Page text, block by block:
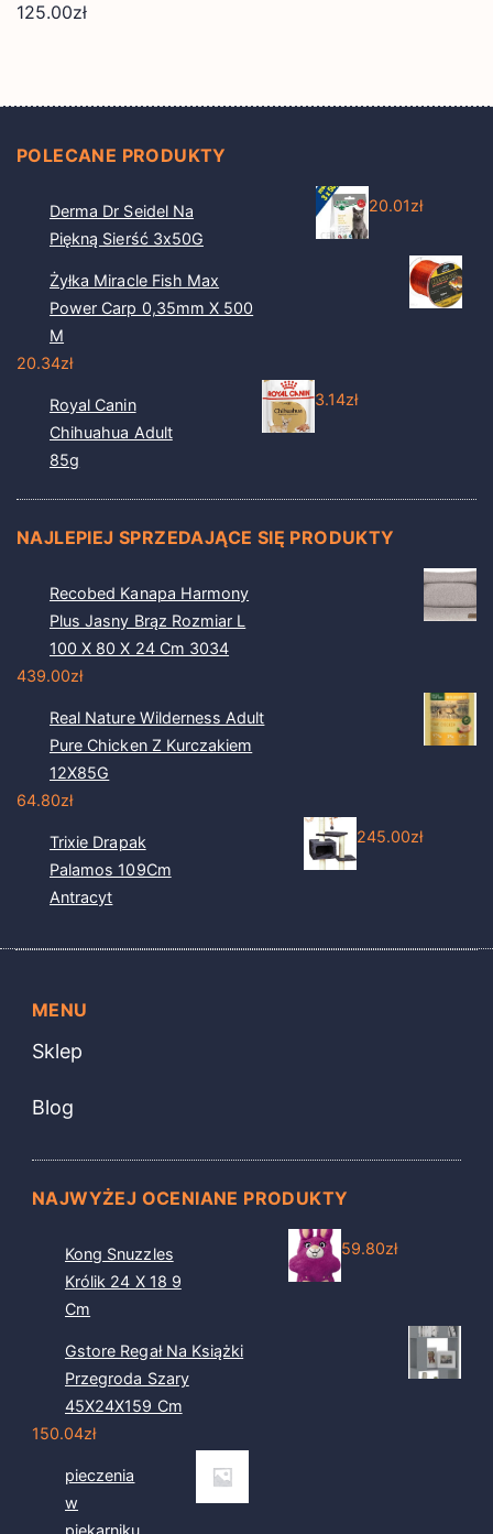
125.00zł
POLECANE PRODUKTY
Derma Dr Seidel Na
Piękną Sierść 3x50G
20.01zł
Żyłka Miracle Fish Max
Power Carp 0,35mm X 500
M
20.34zł
Royal Canin
Chihuahua Adult
85g
3.14zł
NAJLEPIEJ SPRZEDAJĄCE SIĘ PRODUKTY
Recobed Kanapa Harmony
Plus Jasny Brąz Rozmiar L
100 X 80 X 24 Cm 3034
439.00zł
Real Nature Wilderness Adult
Pure Chicken Z Kurczakiem
12X85G
64.80zł
Trixie Drapak
Palamos 109Cm
Antracyt
245.00zł
MENU
Sklep
Blog
NAJWYŻEJ OCENIANE PRODUKTY
Kong Snuzzles
Królik 24 X 18 9
Cm
59.80zł
Gstore Regał Na Książki
Przegroda Szary
45X24X159 Cm
150.04zł
pieczenia
w